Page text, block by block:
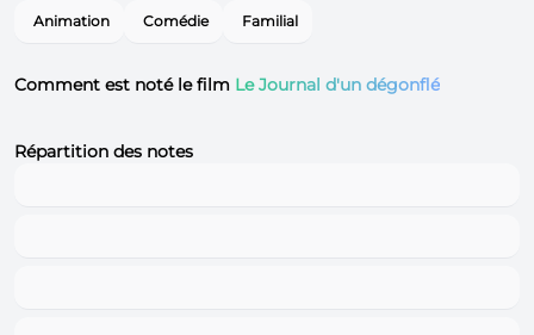
Animation Comédie Familial
Comment est noté le film Le Journal d'un dégonflé
Répartition des notes